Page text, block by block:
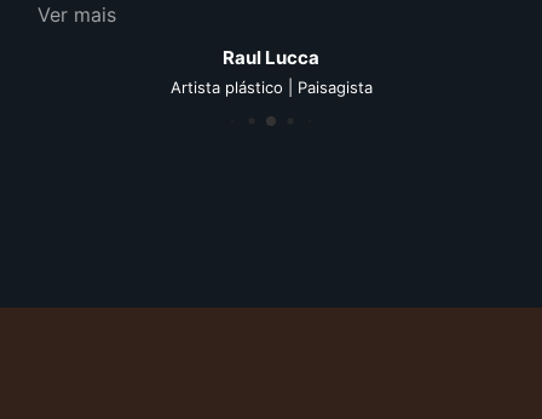
Ver mais
Raul Lucca
Artista plástico | Paisagista